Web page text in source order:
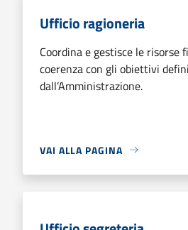
Ufficio ragioneria
Coordina e gestisce le risorse
coerenza con gli obiettivi
dall’Amministrazione.
VAI ALLA PAGINA